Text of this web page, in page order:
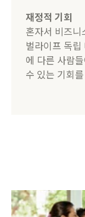
재정적 기회
혼자서 비즈
벌라이프 독
에 다른 사람
수 있는 기회